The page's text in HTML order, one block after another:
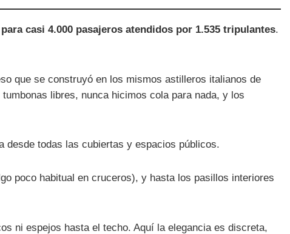
casi 4.000 pasajeros atendidos por 1.535 tripulantes.
que se construyó en los mismos astilleros italianos de
libres, nunca hicimos cola para nada, y los
desde todas las cubiertas y espacios públicos.
poco habitual en cruceros), y hasta los pasillos interiores
ni espejos hasta el techo. Aquí la elegancia es discreta,